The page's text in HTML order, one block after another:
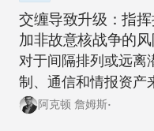
交缠导致升级：指
加非故意核战争的
对于间隔排列或远离
制、通信和情报资产
来越大。
阿克顿 詹姆斯•